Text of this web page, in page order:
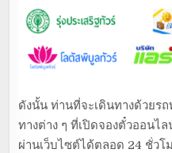
ดังนั้น ท่านที่จะเดินทางด้วยร
ทางต่าง ๆ ที่เปิดจองตั๋วออนไ
ผ่านเว็บไซต์ได้ตลอด 24 ชั่วโ